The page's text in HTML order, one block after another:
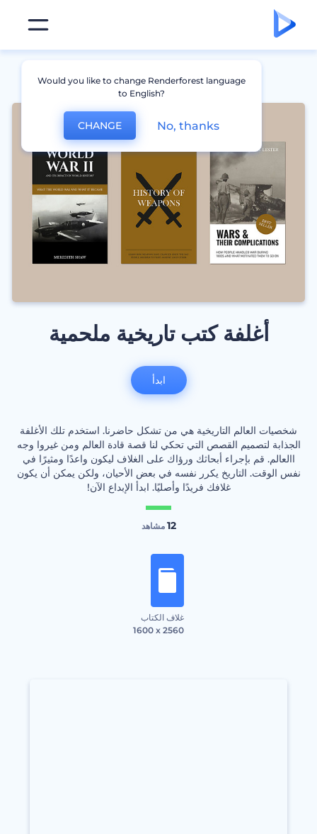
أغلفة كتب تاريخية ملحمية
شخصيات العالم التاريخية هي من تشكل حاضرنا. استخدم تلك الأغلفة
الجذابة لتصميم القصص التي تحكي لنا قصة قادة العالم ومن غيروا وجه
االعالم. قم بإجراء أبحاثك ورؤاك على الغلاف ليكون واعدًا ومثيرًا في
نفس الوقت. التاريخ يكرر نفسه في بعض الأحيان، ولكن يمكن أن يكون
غلافك فريدًا وأصليًا. ابدأ الإبداع الآن!
12 مشاهد
غلاف الكتاب
1600 x 2560
ابدأ
Would you like to change Renderforest language
to English?
CHANGE No, thanks